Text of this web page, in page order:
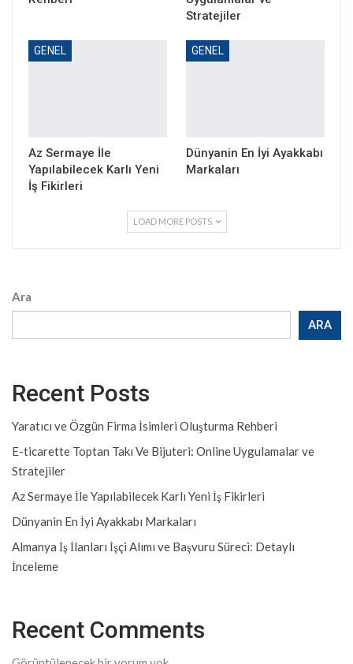
Stratejiler
GENEL
Az Sermaye İle
Yapılabilecek Karlı Yeni
İş Fikirleri
GENEL
Dünyanin En İyi Ayakkabı
Markaları
LOAD MORE POSTS
Ara
ARA
Recent Posts
Yaratıcı ve Özgün Firma İsimleri Oluşturma Rehberi
E-ticarette Toptan Takı Ve Bijuteri: Online Uygulamalar ve
Stratejiler
Az Sermaye İle Yapılabilecek Karlı Yeni İş Fikirleri
Dünyanin En İyi Ayakkabı Markaları
Almanya İş İlanları İşçi Alımı ve Başvuru Süreci: Detaylı
İnceleme
Recent Comments